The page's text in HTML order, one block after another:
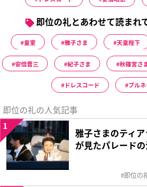
即位の礼とあわせて読まれ
皇室 雅子さま 天皇陛下
安倍晋三 紀子さま 秋篠宮さ
ドレスコード ブルネ
即位の礼の人気記事
雅子さまのティ
が見たパレード
1
即位の